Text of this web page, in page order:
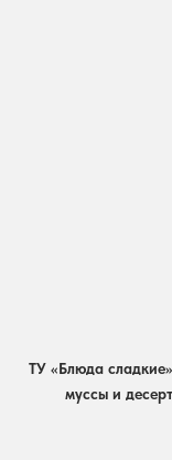
ТУ «Блюда
муссы и